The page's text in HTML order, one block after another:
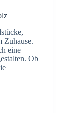
Zuhause.
eine
Ob